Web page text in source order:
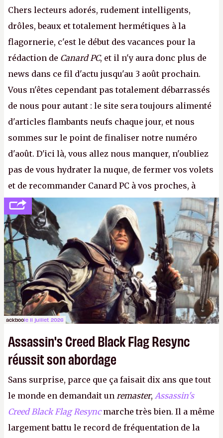
Chers lecteurs adorés, rudement intelligents,
drôles, beaux et totalement hermétiques à la
flagornerie, c'est le début des vacances pour la
rédaction de Canard PC, et il n'y aura donc plus de
news dans ce fil d'actu jusqu'au 3 août prochain.
Vous n'êtes cependant pas totalement débarrassés
de nous pour autant : le site sera toujours alimenté
d'articles flambants neufs chaque jour, et nous
sommes sur le point de finaliser notre numéro
d'août. D'ici là, vous allez nous manquer, n'oubliez
pas de vous hydrater la nuque, de fermer vos volets
et de recommander Canard PC à vos proches, à
votre famille et aux inconnus que vous croisez
dans la rue. Bon été à tous ! –ER.
ackboole 11 juillet 2026
Assassin's Creed Black Flag Resync
réussit son abordage
Sans surprise, parce que ça faisait dix ans que tout
le monde en demandait un remaster, Assassin's
Creed Black Flag Resyncmarche très bien. Il a même
largement battu le record de fréquentation de la